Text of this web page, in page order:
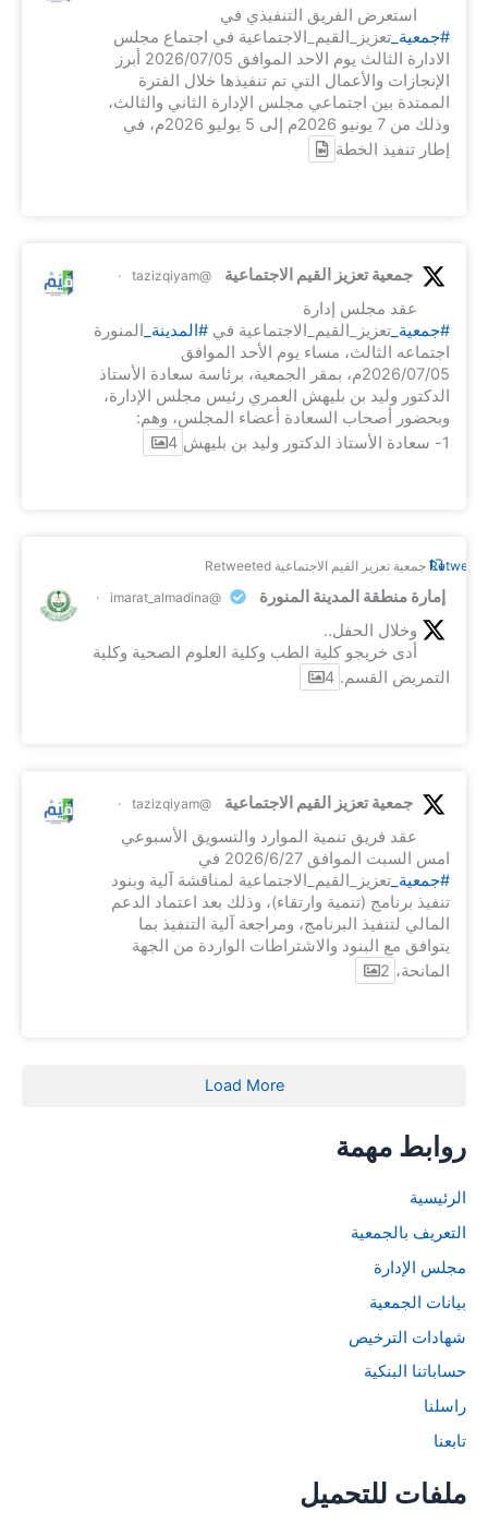
استعرض الفريق التنفيذي في
#جمعية_ تعزيز_القيم_الاجتماعية في اجتماع مجلس
الادارة الثالث يوم الاحد الموافق 2026/07/05 أبرز
الإنجازات والأعمال التي تم تنفيذها خلال الفترة
الممتدة بين اجتماعي مجلس الإدارة الثاني والثالث،
وذلك من 7 يونيو 2026م إلى 5 يوليو 2026م، في
إطار تنفيذ الخطة
جمعية تعزيز القيم الاجتماعية @tazizqiyam
·
عقد مجلس إدارة
#جمعية_ تعزيز_القيم_الاجتماعية في #المدينة_
المنورة
اجتماعه الثالث، مساء يوم الأحد الموافق
2026/07/05م، بمقر الجمعية، برئاسة سعادة الأستاذ
الدكتور وليد بن بليهش العمري رئيس مجلس الإدارة،
وبحضور أصحاب السعادة أعضاء المجلس، وهم:
1- سعادة الأستاذ الدكتور وليد بن بليهش
4
Retweet جمعية تعزيز القيم الاجتماعية Retweeted
إمارة منطقة المدينة المنورة @imarat_almadina
·
وخلال الحفل..
أدى خريجو كلية الطب وكلية العلوم الصحية وكلية
التمريض القسم. 4
جمعية تعزيز القيم الاجتماعية @tazizqiyam
·
عقد فريق تنمية الموارد والتسويق الأسبوعي
امس السبت الموافق 2026/6/27 في
#جمعية_ تعزيز_القيم_الاجتماعية لمناقشة آلية وبنود
تنفيذ برنامج (تنمية وارتقاء)، وذلك بعد اعتماد الدعم
المالي لتنفيذ البرنامج، ومراجعة آلية التنفيذ بما
يتوافق مع البنود والاشتراطات الواردة من الجهة
المانحة، 2
Load More
روابط مهمة
الرئيسية
التعريف بالجمعية
مجلس الإدارة
بيانات الجمعية
شهادات الترخيص
حساباتنا البنكية
راسلنا
تابعنا
ملفات للتحميل